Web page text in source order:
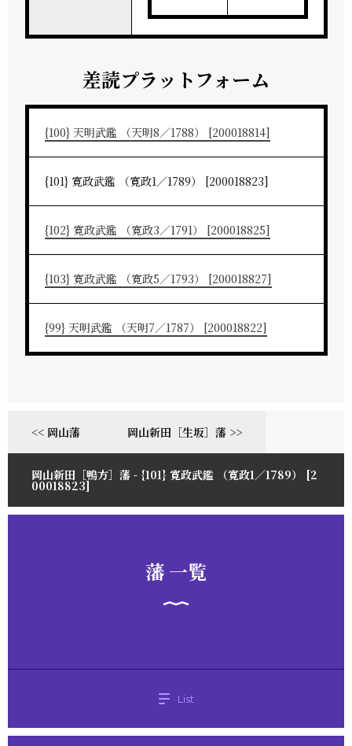
差読プラットフォーム
{100} 天明武鑑 （天明8／1788） [200018814]
{101} 寛政武鑑 （寛政1／1789） [200018823]
{102} 寛政武鑑 （寛政3／1791） [200018825]
{103} 寛政武鑑 （寛政5／1793） [200018827]
{99} 天明武鑑 （天明7／1787） [200018822]
<< 岡山藩 岡山新田［生坂］藩 >>
岡山新田［鴨方］藩 - {101} 寛政武鑑 （寛政1／1789） [2
00018823]
藩 一覧
List